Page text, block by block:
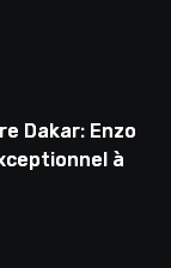
Dakar: Enzo
à